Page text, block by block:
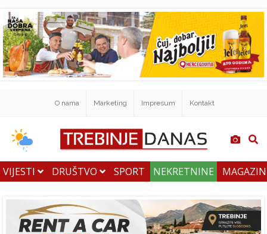
O nama Marketing Impresum Kontakt
VIJESTI DRUŠTVO SPORT NEKRETNINE